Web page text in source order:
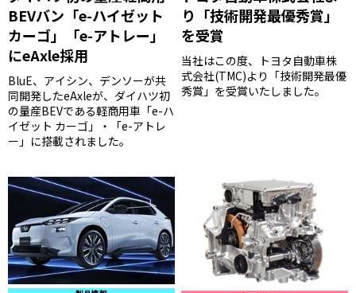
BEVバン「e-ハイゼット
カーゴ」「e-アトレー」
にeAxle採用
BluE、アイシン、デンソーが共
同開発したeAxleが、ダイハツ初
の量産BEVである軽商用車「e-ハ
イゼット カーゴ」・「e-アトレ
ー」に搭載されました。
り「技術開発最優秀賞」
を受賞
当社はこの度、トヨタ自動車株
式会社(TMC)より「技術開発最優
秀賞」を受賞いたしました。